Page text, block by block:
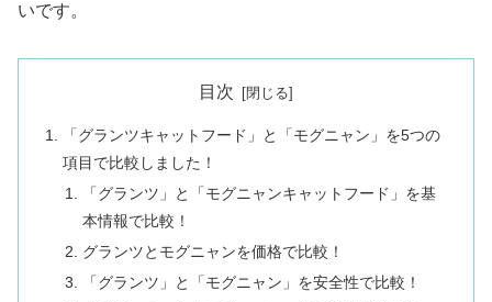
いです。
目次
「グランツキャットフード」と「モグニャン」を5つの
項目で比較しました！
「グランツ」と「モグニャンキャットフード」を基
本情報で比較！
グランツとモグニャンを価格で比較！
「グランツ」と「モグニャン」を安全性で比較！